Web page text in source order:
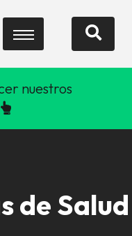
nuestros
de Salud